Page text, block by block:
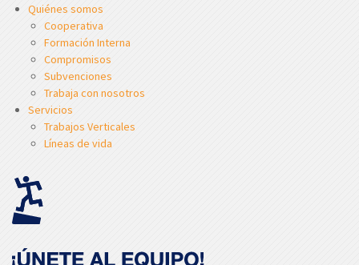
Quiénes somos
Cooperativa
Formación Interna
Compromisos
Subvenciones
Trabaja con nosotros
Servicios
Trabajos Verticales
Líneas de vida